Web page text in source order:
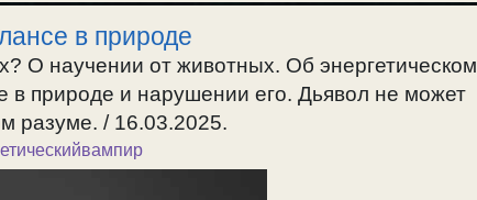
в природе
О научении от животных. Об энергетическом
природе и нарушении его. Дьявол не может
разуме. / 16.03.2025.